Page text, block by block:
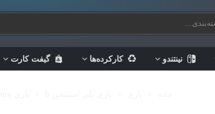
نینتندو کارکرده‌ها گیفت کارت